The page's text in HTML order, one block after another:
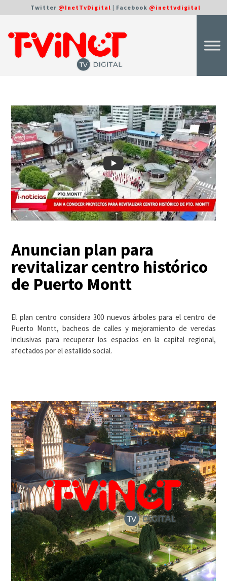
Twitter @InetTvDigital | Facebook @inettvdigital
Anuncian plan para
revitalizar centro histórico
de Puerto Montt
El plan centro considera 300 nuevos árboles para el centro de
Puerto Montt, bacheos de calles y mejoramiento de veredas
inclusivas para recuperar los espacios en la capital regional,
afectados por el estallido social.